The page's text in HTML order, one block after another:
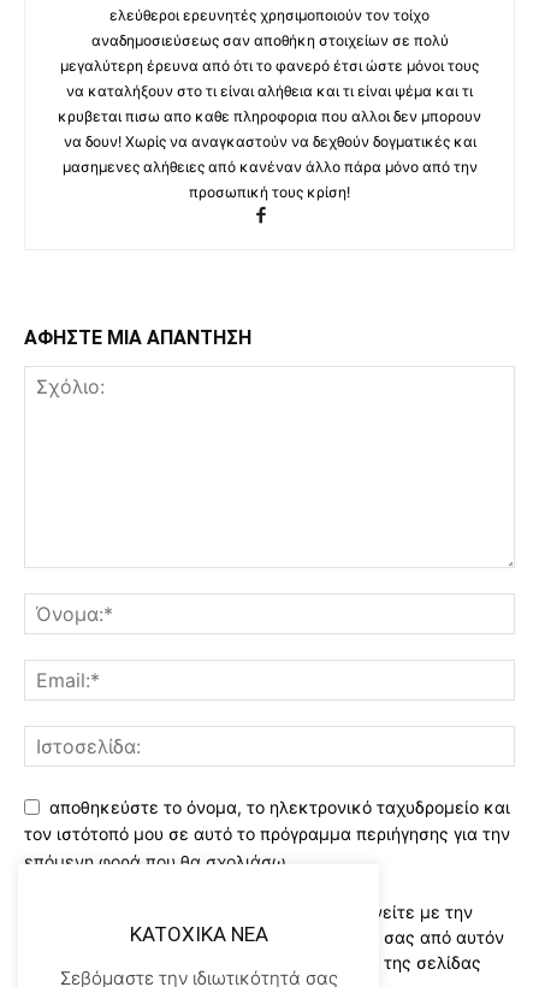
ελεύθεροι ερευνητές χρησιμοποιούν τον τοίχο
αναδημοσιεύσεως σαν αποθήκη στοιχείων σε πολύ
μεγαλύτερη έρευνα από ότι το φανερό έτσι ώστε μόνοι τους
να καταλήξουν στο τι είναι αλήθεια και τι είναι ψέμα και τι
κρυβεται πισω απο καθε πληροφορια που αλλοι δεν μπορουν
να δουν! Χωρίς να αναγκαστούν να δεχθούν δογματικές και
μασημενες αλήθειες από κανέναν άλλο πάρα μόνο από την
προσωπική τους κρίση!
ΑΦΗΣΤΕ ΜΙΑ ΑΠΑΝΤΗΣΗ
αποθηκεύστε το όνομα, το ηλεκτρονικό ταχυδρομείο και
τον ιστότοπό μου σε αυτό το πρόγραμμα περιήγησης για την
επόμενη φορά που θα σχολιάσω.
Χρησιμοποιώντας αυτό το έντυπο συμφωνείτε με την
αποθήκευση και χειρισμό των δεδομένων σας από αυτόν
τον ιστότοπο..Διαβάστε του ορους χρήσης της σελίδας
KATOXIKA NEA
Σεβόμαστε την ιδιωτικότητά σας